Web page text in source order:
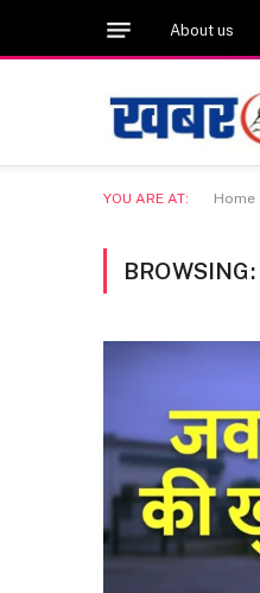
About us
YOU ARE AT: Home
BROWSING: